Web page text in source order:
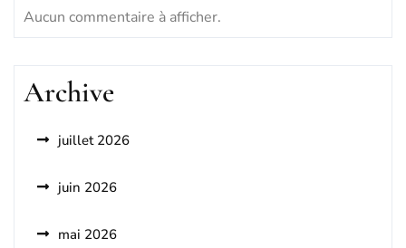
Aucun commentaire à afficher.
Archive
juillet 2026
juin 2026
mai 2026